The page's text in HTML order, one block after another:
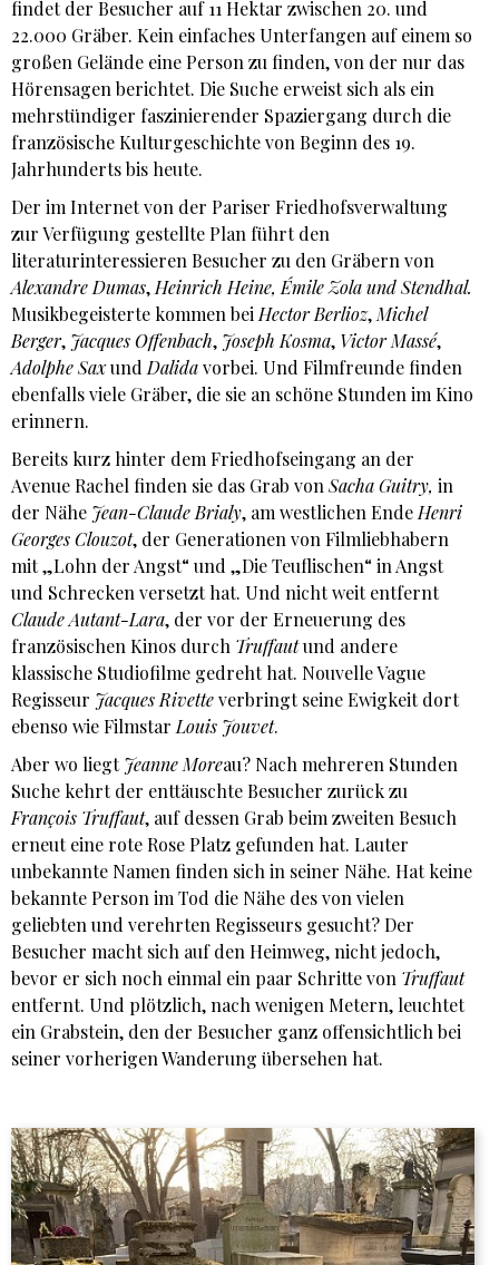
findet der Besucher auf 11 Hektar zwischen 20. und
22.000 Gräber. Kein einfaches Unterfangen auf einem so
großen Gelände eine Person zu finden, von der nur das
Hörensagen berichtet. Die Suche erweist sich als ein
mehrstündiger faszinierender Spaziergang durch die
französische Kulturgeschichte von Beginn des 19.
Jahrhunderts bis heute.
Der im Internet von der Pariser Friedhofsverwaltung
zur Verfügung gestellte Plan führt den
literaturinteressieren Besucher zu den Gräbern von
Alexandre Dumas, Heinrich Heine, Émile Zola und Stendhal.
Musikbegeisterte kommen bei Hector Berlioz, Michel
Berger, Jacques Offenbach, Joseph Kosma, Victor Massé,
Adolphe Saxund Dalidavorbei. Und Filmfreunde finden
ebenfalls viele Gräber, die sie an schöne Stunden im Kino
erinnern.
Bereits kurz hinter dem Friedhofseingang an der
Avenue Rachel finden sie das Grab von Sacha Guitry, in
der Nähe Jean-Claude Brialy, am westlichen Ende Henri
GeorgesClouzot, der Generationen von Filmliebhabern
mit „Lohn der Angst“ und „Die Teuflischen“ in Angst
und Schrecken versetzt hat. Und nicht weit entfernt
Claude Autant-Lara, der vor der Erneuerung des
französischen Kinos durch Truffautund andere
klassische Studiofilme gedreht hat. Nouvelle Vague
Regisseur Jacques Rivetteverbringt seine Ewigkeit dort
ebenso wie Filmstar Louis Jouvet.
Aber wo liegtJeanne Moreau? Nach mehreren Stunden
Suche kehrt der enttäuschte Besucher zurück zu
François Truffaut, auf dessen Grab beim zweiten Besuch
erneut eine rote Rose Platz gefunden hat. Lauter
unbekannte Namen finden sich in seiner Nähe. Hat keine
bekannte Person im Tod die Nähe des von vielen
geliebten und verehrten Regisseurs gesucht? Der
Besucher macht sich auf den Heimweg, nicht jedoch,
bevor er sich noch einmal ein paar Schritte von Truffaut
entfernt. Und plötzlich, nach wenigen Metern, leuchtet
ein Grabstein, den der Besucher ganz offensichtlich bei
seiner vorherigen Wanderung übersehen hat.